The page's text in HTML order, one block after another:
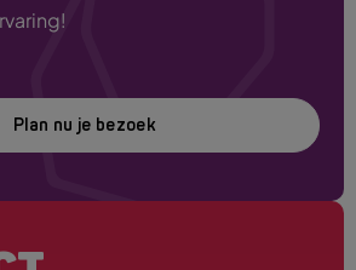
Plan nu je bezoek